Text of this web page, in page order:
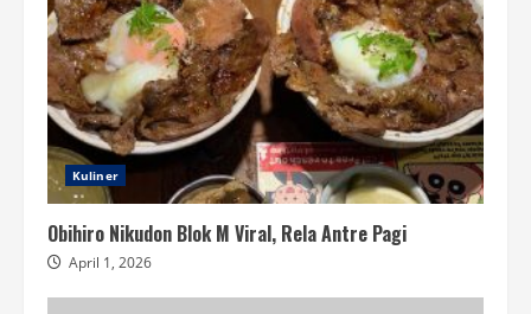
Kuliner
Obihiro Nikudon Blok M Viral, Rela Antre Pagi
April 1, 2026